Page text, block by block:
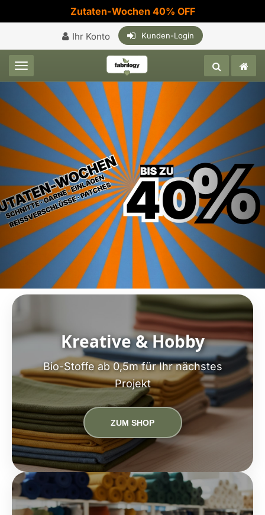
Zutaten-Wochen 40% OFF
Ihr Konto Kunden-Login
Toggle navigation
Kreative & Hobby
Bio-Stoffe ab 0,5m für Ihr nächstes
Projekt
ZUM SHOP